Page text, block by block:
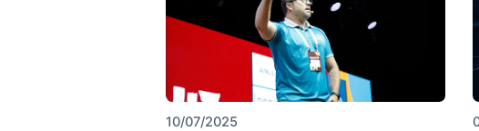
10/07/2025